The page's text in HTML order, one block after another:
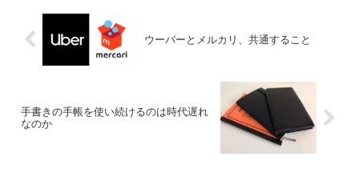
ウーバーとメルカリ、共通すること
手書きの手帳を使い続けるのは時代遅れ
なのか